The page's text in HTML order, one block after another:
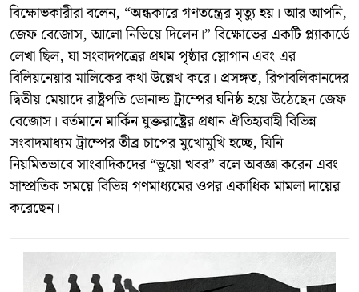
বিক্ষোভকারীরা বলেন, “অন্ধকারে গণতন্ত্রের মৃত্যু হয়। আর আপনি,
জেফ বেজোস, আলো নিভিয়ে দিলেন।” বিক্ষোভের একটি প্ল্যাকার্ডে
লেখা ছিল, যা সংবাদপত্রের প্রথম পৃষ্ঠার স্লোগান এবং এর
বিলিয়নেয়ার মালিকের কথা উল্লেখ করে। প্রসঙ্গত, রিপাবলিকানদের
দ্বিতীয় মেয়াদে রাষ্ট্রপতি ডোনাল্ড ট্রাম্পের ঘনিষ্ঠ হয়ে উঠেছেন জেফ
বেজোস। বর্তমানে মার্কিন যুক্তরাষ্ট্রের প্রধান ঐতিহ্যবাহী বিভিন্ন
সংবাদমাধ্যম ট্রাম্পের তীব্র চাপের মুখোমুখি হচ্ছে, যিনি
নিয়মিতভাবে সাংবাদিকদের “ভুয়ো খবর” বলে অবজ্ঞা করেন এবং
সাম্প্রতিক সময়ে বিভিন্ন গণমাধ্যমের ওপর একাধিক মামলা দায়ের
করেছেন।